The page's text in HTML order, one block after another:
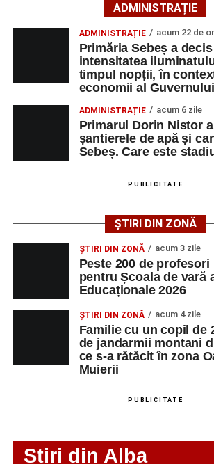
Primăria Sebeș a decis să reducă
iluminatului public pe timpul
apelului la economii al Guvernului
Duminică, 23 august 2026, Râpa
cea de-a III-a ediție a concursului
de Sebeș”
Primul concert din cadrul String
2026 a adus emoție și aplauze la
au venit la Sebeș și au susținut un
tinerilor muzicieni și munca depusă în
spectatorii au răsplătit prestațiile cu
ADMINISTRAȚIE
ADMINISTRAȚIE acum 22 de
Primăria Sebeș a
intensitatea
timpul nopții, în
economii al
ADMINISTRAȚIE acum 6 zile
Primarul Dorin Nistor
șantierele de apă și
Sebeș. Care este
PUBLICITATE
ȘTIRI DIN ZONĂ
ȘTIRI DIN ZONĂ acum 3 zile
Peste 200 de
pentru Școala de vară
Educaționale 2026
ȘTIRI DIN ZONĂ acum 4 zile
Familie cu un copil de
de jandarmii montani
ce s-a rătăcit în zona
Muierii
PUBLICITATE
Stiri din Alba